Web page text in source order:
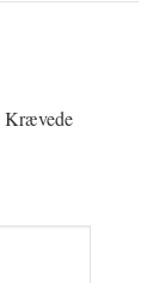
Krævede